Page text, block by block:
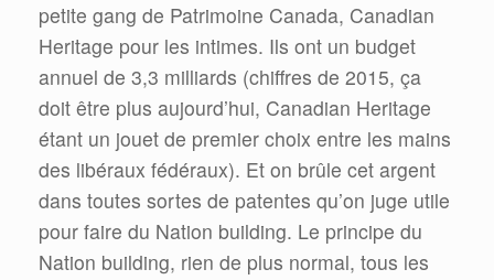
petite gang de Patrimoine Canada, Canadian
Heritage pour les intimes. Ils ont un budget
annuel de 3,3 milliards (chiffres de 2015, ça
doit être plus aujourd’hui, Canadian Heritage
étant un jouet de premier choix entre les mains
des libéraux fédéraux). Et on brûle cet argent
dans toutes sortes de patentes qu’on juge utile
pour faire du Nation building. Le principe du
Nation building, rien de plus normal, tous les